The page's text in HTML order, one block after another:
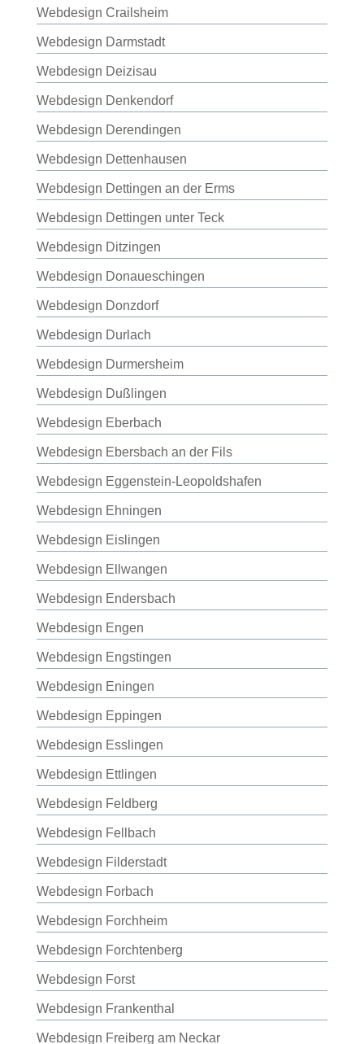
Webdesign Crailsheim
Webdesign Darmstadt
Webdesign Deizisau
Webdesign Denkendorf
Webdesign Derendingen
Webdesign Dettenhausen
Webdesign Dettingen an der Erms
Webdesign Dettingen unter Teck
Webdesign Ditzingen
Webdesign Donaueschingen
Webdesign Donzdorf
Webdesign Durlach
Webdesign Durmersheim
Webdesign Dußlingen
Webdesign Eberbach
Webdesign Ebersbach an der Fils
Webdesign Eggenstein-Leopoldshafen
Webdesign Ehningen
Webdesign Eislingen
Webdesign Ellwangen
Webdesign Endersbach
Webdesign Engen
Webdesign Engstingen
Webdesign Eningen
Webdesign Eppingen
Webdesign Esslingen
Webdesign Ettlingen
Webdesign Feldberg
Webdesign Fellbach
Webdesign Filderstadt
Webdesign Forbach
Webdesign Forchheim
Webdesign Forchtenberg
Webdesign Forst
Webdesign Frankenthal
Webdesign Freiberg am Neckar